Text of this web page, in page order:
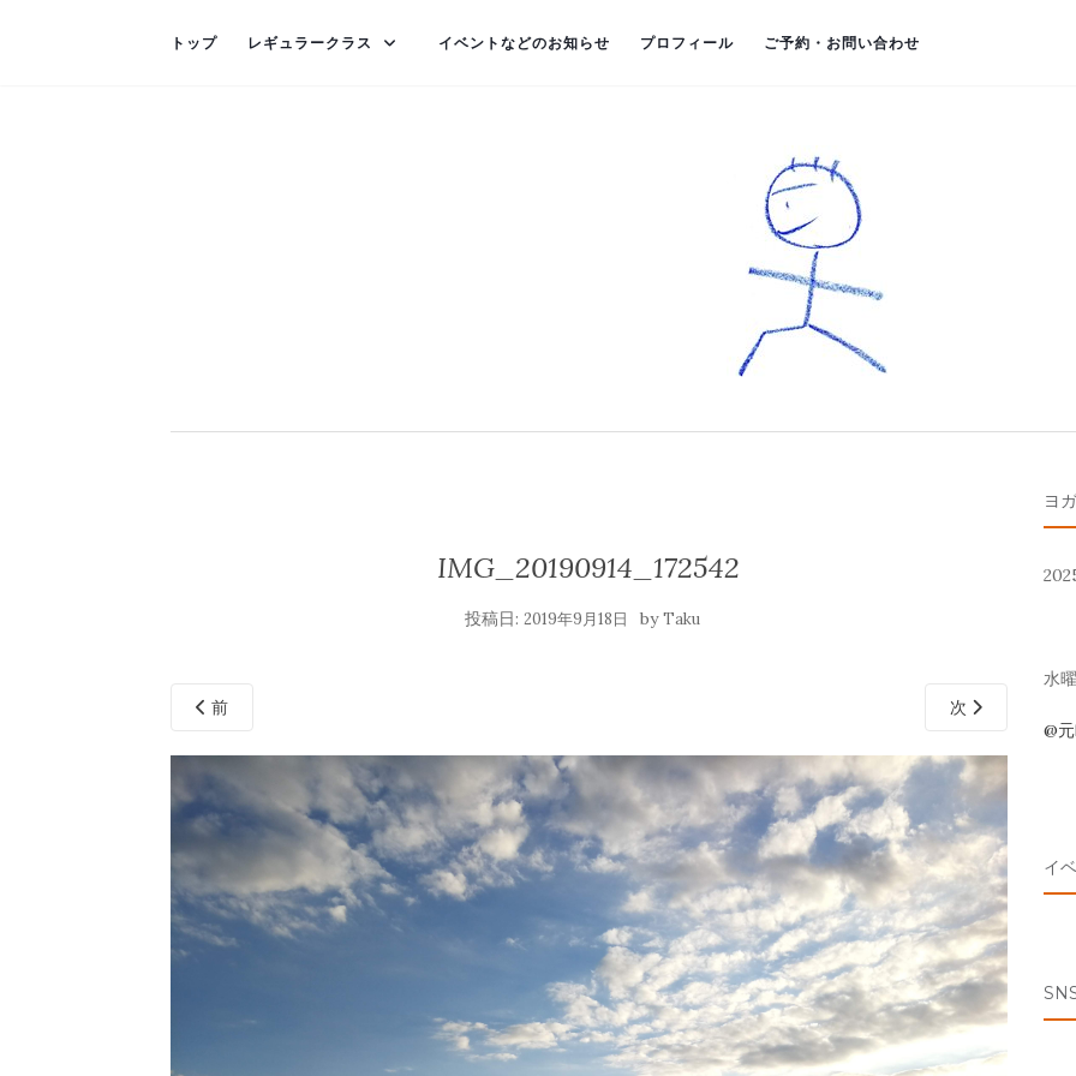
トップ レギュラークラス イベントなどのお知らせ プロフィール ご予約・お問い合わせ
IMG_20190914_172542
投稿日:2019年9月18日 byTaku
前 次
ヨ
水
@
イ